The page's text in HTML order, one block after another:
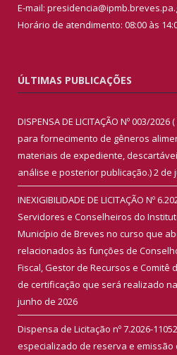
E-mail:
Horário de atendimento: 08:00 às
ÚLTIMAS PUBLICAÇÕES
DISPENSA DE LICITAÇÃO Nº 003/
para fornecimento de gêneros
materiais de expediente,
análise e posterior publicação.)2 de
INEXIGIBILIDADE DE LICITAÇÃO Nº
Servidores e Conselheiros do
Município de Breves no curso que
relacionados às funções de
Fiscal, Gestor de Recursos e
de certificação que será realizado
junho de 2026
Dispensa de Licitação nº 7.2026-
especializado de reserva e